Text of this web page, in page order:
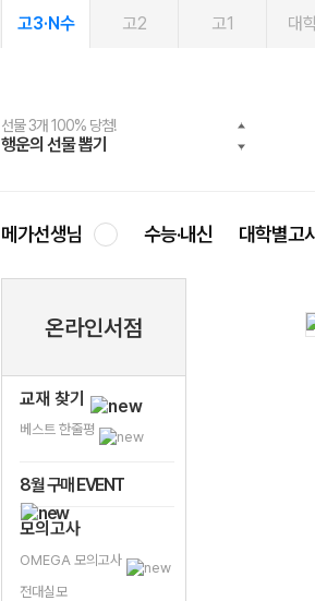
고3·N수 고2 고1 대
선물 3개 100% 당첨!
행운의 선물 뽑기
선물 100% 증정!
메가스터디 X 올리브
여름방학 스터디 캐시백
메가런 썸머스쿨
2027 러셀 단과
강사 공개선발
스마트러닝앱
설문 EVENT
메가패스
3일 무료 체험권
메가패스 수강생 무료혜택!
메가클럽 멤버십
사회공헌 캠페인
희망이룸 메가나눔
메가선생님 수능·내신 대학별고
온라인서점
교재 찾기
베스트 한줄평
8월 구매 EVENT
모의고사
OMEGA 모의고사
전대실모